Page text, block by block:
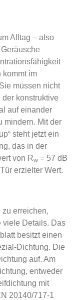
Alltag – also
kommt im
müssen nicht
konstruktive
auf einander
mindern. Mit der
steht jetzt ein
das in der
von Rw = 57 dB
erzielter Wert.
erreichen,
viele Details. Das
besitzt einen
Dichtung. Die
auf. Am
entweder
mit
20140/717-1